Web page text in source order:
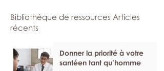
Bibliothèque de ressources Articles
récents
Donner la priorité à votre
santéen tant qu’homme